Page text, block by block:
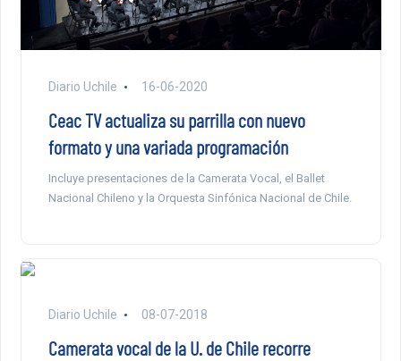
Diario Uchile 16-06-2020
Ceac TV actualiza su parrilla con nuevo
formato y una variada programación
Incluye presentaciones de la Camerata Vocal, el Ballet
Nacional Chileno y la Orquesta Sinfónica Nacional de Chile.
Diario Uchile 08-07-2018
Camerata vocal de la U. de Chile recorre